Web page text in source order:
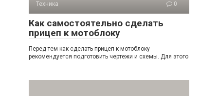
Техника 0
Как самостоятельно сделать
прицеп к мотоблоку
Перед тем как сделать прицеп к мотоблоку
рекомендуется подготовить чертежи и схемы. Для этого